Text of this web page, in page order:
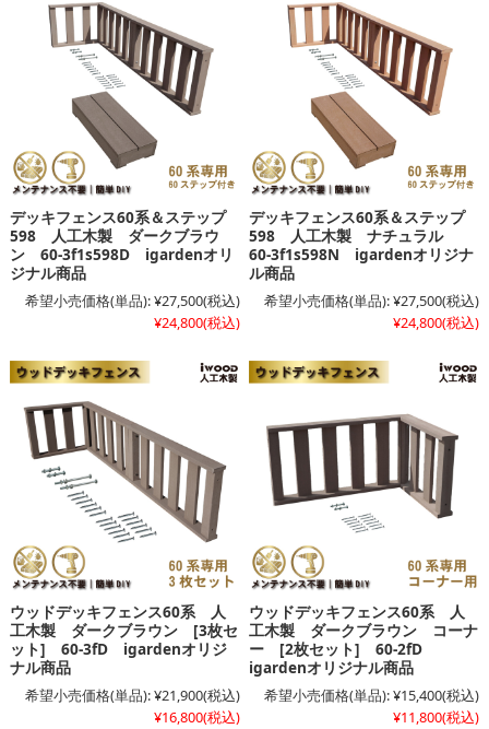
デッキフェンス60系＆ステップ
598 人工木製 ダークブラウ
ン 60-3f1s598D igardenオリ
ジナル商品
希望小売価格(単品):¥27,500(税込)
¥24,800(税込)
デッキフェンス60系＆ステップ
598 人工木製 ナチュラル
60-3f1s598N igardenオリジナ
ル商品
希望小売価格(単品):¥27,500(税込)
¥24,800(税込)
ウッドデッキフェンス60系 人
工木製 ダークブラウン [3枚セ
ット] 60-3fD igardenオリジ
ナル商品
希望小売価格(単品):¥21,900(税込)
¥16,800(税込)
ウッドデッキフェンス60系 人
工木製 ダークブラウン コーナ
ー [2枚セット] 60-2fD
igardenオリジナル商品
希望小売価格(単品):¥15,400(税込)
¥11,800(税込)